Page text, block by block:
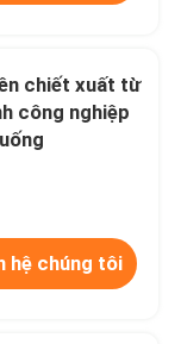
chiết xuất từ
công nghiệp
hệ chúng tôi